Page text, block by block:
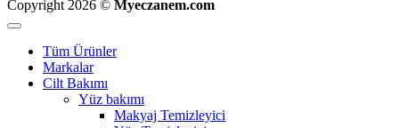
Copyright 2026 © Myeczanem.com
Tüm Ürünler
Markalar
Cilt Bakımı
Yüz bakımı
Makyaj Temizleyici